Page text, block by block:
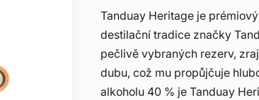
hodnocení
produktu
je
z
Tanduay Heritage je
destilační tradice značky
pečlivě vybraných rezerv,
dubu, což mu propůjčuje
alkoholu 40 % je Tanduay